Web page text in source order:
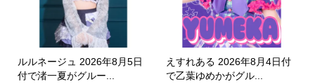
ルルネージュ 2026年8月5日
付で渚一夏がグルー...
えすれある 2026年8月4日付
で乙葉ゆめかがグル...